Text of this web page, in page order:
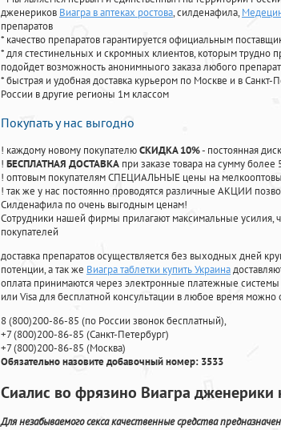
дженериков Виагра в аптеках ростова, силденафила,
препаратов
* качество препаратов гарантируется официальным
* для стестинельных и скромных клиентов, которым трудно
подойдет возможность анонимныого заказа любого
* быстрая и удобная доставка курьером по Москве и в
России в другие регионы 1м классом
Покупать у нас выгодно
! каждому новому покупателюСКИДКА 10%- постоянная
! БЕСПЛАТНАЯ ДОСТАВКА при заказе товара на сумму более
! оптовым покупателям СПЕЦИАЛЬНЫЕ цены на
! так же у нас постоянно проводятся различные АКЦИИ
Силденафила по очень выгодным ценам!
Cотрудники нашей фирмы прилагают максимальные усилия,
покупателей
доставка препаратов осуществляется без выходных дней
потенции, а так же Виагра таблетки купить Украина
оплата принимаются через электронные платежные
или Visa для бесплатной консультации в любое время можно
8(800)200-86-85 (по России звонок бесплатный),
+7(800)200-86-85 (Санкт-Петербург)
+7(800)200-86-85 (Москва)
Обязательно назовите добавочный номер: 3533
Сиалис во фрязино Виагра дженерики
Для незабываемого секса качественные средства